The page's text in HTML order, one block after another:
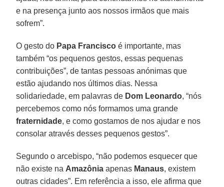
e na presença junto aos nossos irmãos que mais
sofrem”.
O gesto do Papa Francisco é importante, mas
também “os pequenos gestos, essas pequenas
contribuições”, de tantas pessoas anónimas que
estão ajudando nos últimos dias. Nessa
solidariedade, em palavras de Dom Leonardo, “nós
percebemos como nós formamos uma grande
fraternidade, e como gostamos de nos ajudar e nos
consolar através desses pequenos gestos”.
Segundo o arcebispo, “não podemos esquecer que
não existe na Amazônia apenas Manaus, existem
outras cidades”. Em referência a isso, ele afirma que